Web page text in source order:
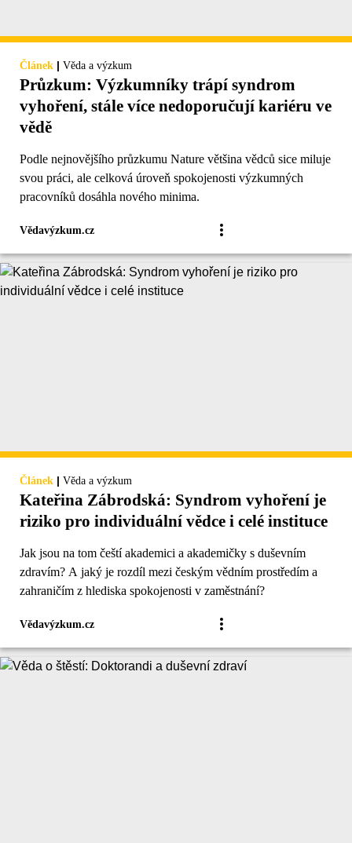
Článek | Věda a výzkum
Průzkum: Výzkumníky trápí syndrom
vyhoření, stále více nedoporučují kariéru ve
vědě
Podle nejnovějšího průzkumu Nature většina vědců sice miluje
svou práci, ale celková úroveň spokojenosti výzkumných
pracovníků dosáhla nového minima.
Vědavýzkum.cz
Článek | Věda a výzkum
Kateřina Zábrodská: Syndrom vyhoření je
riziko pro individuální vědce i celé instituce
Jak jsou na tom čeští akademici a akademičky s duševním
zdravím? A jaký je rozdíl mezi českým vědním prostředím a
zahraničím z hlediska spokojenosti v zaměstnání?
Vědavýzkum.cz